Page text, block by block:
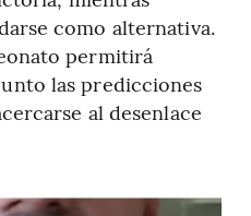
como alternativa.
permitirá
las predicciones
al desenlace